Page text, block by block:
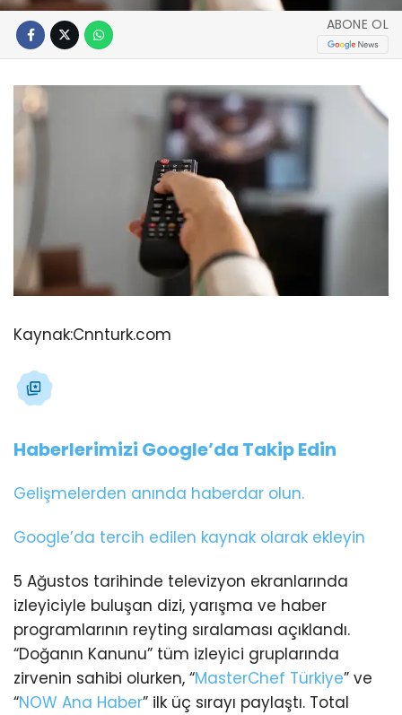
ABONE OL
Kaynak:Cnnturk.com
Haberlerimizi Google’da Takip Edin
Gelişmelerden anında haberdar olun.
Google’da tercih edilen kaynak olarak ekleyin
5 Ağustos tarihinde televizyon ekranlarında
izleyiciyle buluşan dizi, yarışma ve haber
programlarının reyting sıralaması açıklandı.
“Doğanın Kanunu” tüm izleyici gruplarında
zirvenin sahibi olurken, “MasterChef Türkiye” ve
“NOW Ana Haber” ilk üç sırayı paylaştı. Total